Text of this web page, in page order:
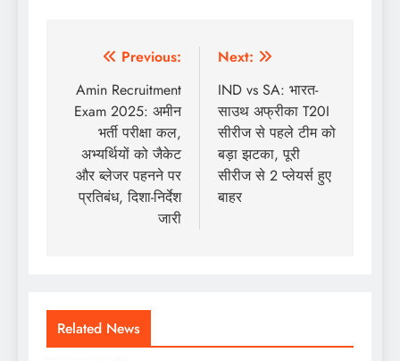
Post
navigation
Previous:
Amin Recruitment
Exam 2025: अमीन
भर्ती परीक्षा कल,
अभ्यर्थियों को जैकेट
और ब्लेजर पहनने पर
प्रतिबंध, दिशा-निर्देश
जारी
Next:
IND vs SA: भारत-
साउथ अफ्रीका T20I
सीरीज से पहले टीम को
बड़ा झटका, पूरी
सीरीज से 2 प्लेयर्स हुए
बाहर
Related News